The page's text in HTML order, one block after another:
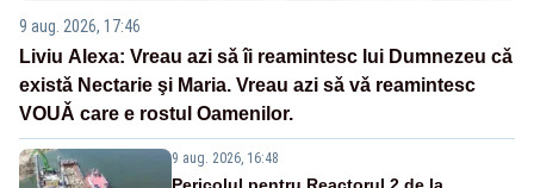
9 aug. 2026, 17:46
Liviu Alexa: Vreau azi sǎ îi reamintesc lui Dumnezeu cǎ
existǎ Nectarie şi Maria. Vreau azi sǎ vǎ reamintesc
VOUǍ care e rostul Oamenilor.
9 aug. 2026, 16:48